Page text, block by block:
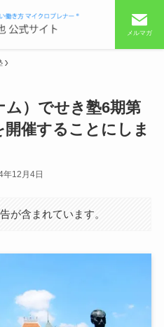
メルマガ
）でせき塾6期第
催することにしま
年12月4日
が含まれています。